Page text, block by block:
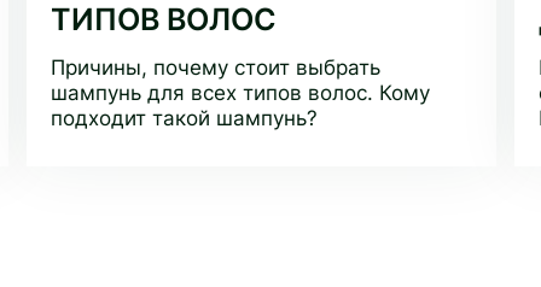
ТИПОВ ВОЛОС
Причины, почему стоит выбрать
шампунь для всех типов волос. Кому
подходит такой шампунь?